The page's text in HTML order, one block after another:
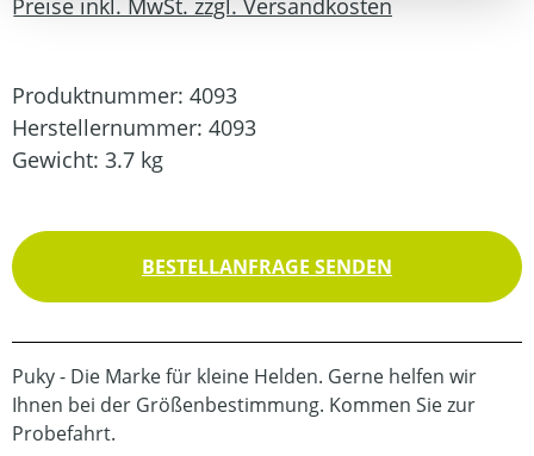
Produktnummer: 4093
Herstellernummer: 4093
Gewicht: 3.7 kg
BESTELLANFRAGE SENDEN
Puky - Die Marke für kleine Helden. Gerne helfen wir
Ihnen bei der Größenbestimmung. Kommen Sie zur
Probefahrt.